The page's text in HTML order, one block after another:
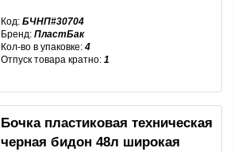
Код: БЧНП#30704
Бренд: ПластБак
Кол-во в упаковке: 4
Отпуск товара кратно: 1
Бочка пластиковая техническая
черная бидон 48л широкая